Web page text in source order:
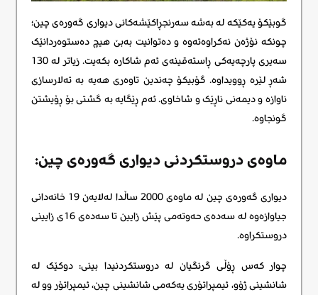
گوبێکۆ یەکێکە لە بەشە سەرنجڕاکێشەکانی دیواری گەورەی چین؛
چونکە نۆژەن نەکراوەتەوە و دەتوانیت بەبێ هیچ دەستوەردانێک
سەیری پارچەیەکی ڕاستەقینەی ئەم شاکارە بکەیت. زیاتر لە 130
شەڕ لێرە ڕوویداوە. گۆبیکۆ چەندین تاوەری هەیە بە تەلارسازی
ناوازە و دیمەنی ناڕێک و شاخاوی. ئەم ڕێگایە بە گشتی بۆ ڕۆیشتن
گونجاوە.
ماوەی دروستکردنی دیواری گەورەی چین:
دیواری گەورەی چین لە ماوەی 2000 ساڵدا لەلایەن 19 خانەدانی
جیاوازەوە لە سەدەی حەوتەمی پێش زایین تا سەدەی 16ی زایینی
دروستکراوە.
چوار کەس ڕۆڵی گرنگیان لە دروستکردنیدا بینی: دوکێک لە
شانشینی ژۆو، ئیمپراتۆری یەکەمی شانشینی چین، ئیمپراتۆر وو لە